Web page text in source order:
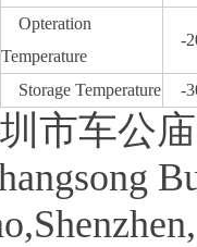
Opteration
Temperature
-
Storage Temperature -
市车公庙